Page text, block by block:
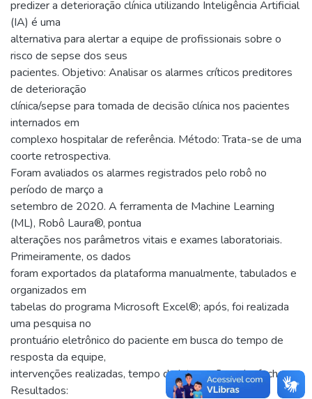
predizer a deterioração clínica utilizando Inteligência Artificial
(IA) é uma
alternativa para alertar a equipe de profissionais sobre o
risco de sepse dos seus
pacientes. Objetivo: Analisar os alarmes críticos preditores
de deterioração
clínica/sepse para tomada de decisão clínica nos pacientes
internados em
complexo hospitalar de referência. Método: Trata-se de uma
coorte retrospectiva.
Foram avaliados os alarmes registrados pelo robô no
período de março a
setembro de 2020. A ferramenta de Machine Learning
(ML), Robô Laura®, pontua
alterações nos parâmetros vitais e exames laboratoriais.
Primeiramente, os dados
foram exportados da plataforma manualmente, tabulados e
organizados em
tabelas do programa Microsoft Excel®; após, foi realizada
uma pesquisa no
prontuário eletrônico do paciente em busca do tempo de
resposta da equipe,
intervenções realizadas, tempo de internação e desfechos.
Resultados: